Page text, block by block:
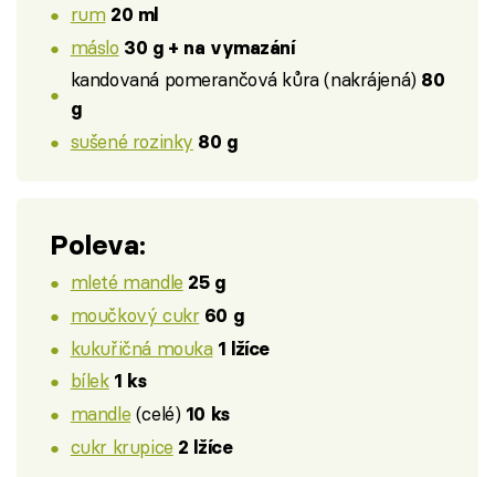
rum 20 ml
máslo 30 g + na vymazání
kandovaná pomerančová kůra (nakrájená) 80
g
sušené rozinky 80 g
Poleva:
mleté mandle 25 g
moučkový cukr 60 g
kukuřičná mouka 1 lžíce
bílek 1 ks
mandle (celé) 10 ks
cukr krupice 2 lžíce